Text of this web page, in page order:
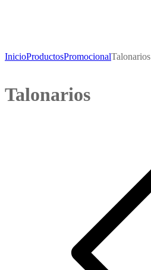
InicioProductosPromocionalTalonarios
Talonarios